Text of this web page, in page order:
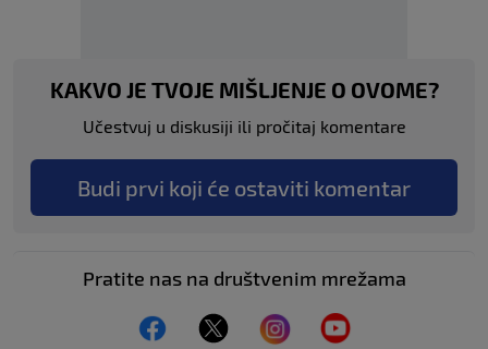
KAKVO JE TVOJE MIŠLJENJE O OVOME?
Učestvuj u diskusiji ili pročitaj komentare
Budi prvi koji će ostaviti komentar
Pratite nas na društvenim mrežama